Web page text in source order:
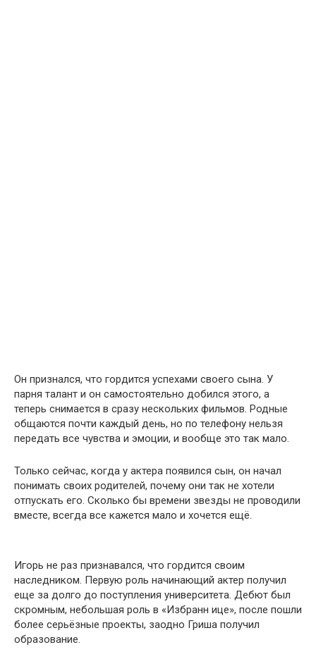
Он признался, что гордится успехами своего сына. У
парня талант и он самостоятельно добился этого, а
теперь снимается в сразу нескольких фильмов. Родные
общаются почти каждый день, но по телефону нельзя
передать все чувства и эмоции, и вообще это так мало.
Только сейчас, когда у актера появился сын, он начал
понимать своих родителей, почему они так не хотели
отпускать его. Сколько бы времени звезды не проводили
вместе, всегда все кажется мало и хочется ещё.
Игорь не раз признавался, что гордится своим
наследником. Первую роль начинающий актер получил
еще за долго до поступления университета. Дебют был
скромным, небольшая роль в «Избранн ице», после пошли
более серьёзные проекты, заодно Гриша получил
образование.